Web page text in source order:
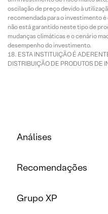
oscilação de preço devido à
recomendada para o investimento
não está garantido neste tipo de
mudanças climáticas e o cenário
desempenho do investimento.
ESTA INSTITUIÇÃO É
DISTRIBUIÇÃO DE PRODUTOS DE
Análises
Recomendações
Grupo XP